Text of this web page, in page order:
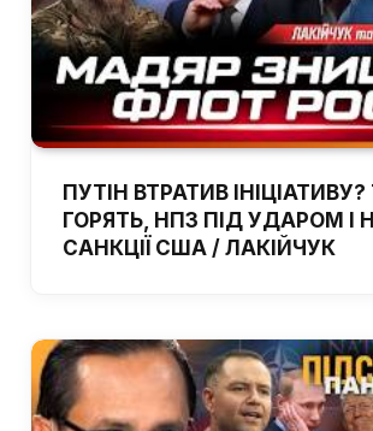
ПУТІН ВТРАТИВ
ГОРЯТЬ, НПЗ ПІД УДАРОМ І
САНКЦІЇ США / ЛАКІЙЧУК